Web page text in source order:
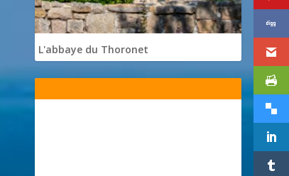
L'abbaye du Thoronet